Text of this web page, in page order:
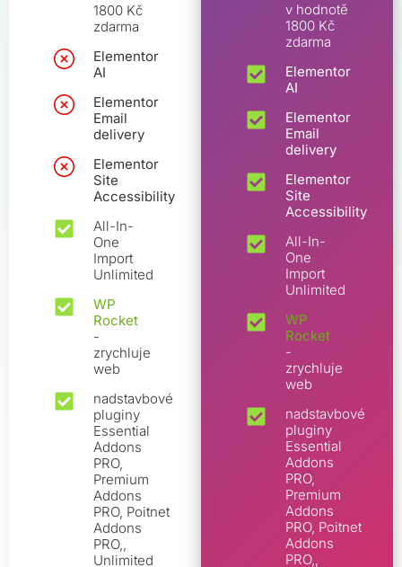
1800 Kč
zdarma
Elementor
AI
Elementor
Email
delivery
Elementor
Site
Accessibility
All-In-
One
Import
Unlimited
WP
Rocket
-
zrychluje
web
nadstavbové
pluginy
Essential
Addons
PRO,
Premium
Addons
PRO, Poitnet
Addons
PRO,,
Unlimited
v hodnotě
1800 Kč
zdarma
Elementor
AI
Elementor
Email
delivery
Elementor
Site
Accessibility
All-In-
One
Import
Unlimited
WP
Rocket
-
zrychluje
web
nadstavbové
pluginy
Essential
Addons
PRO,
Premium
Addons
PRO, Poitnet
Addons
PRO,,